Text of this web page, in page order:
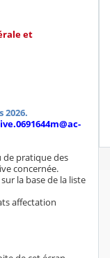
et
2026.
de pratique des
concernée.
la base de la liste
affectation